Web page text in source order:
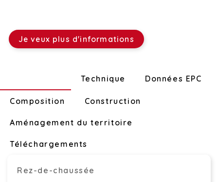
Je veux plus d'informations
Technique Données EPC
Composition Construction
Aménagement du territoire
Téléchargements
Rez-de-chaussée